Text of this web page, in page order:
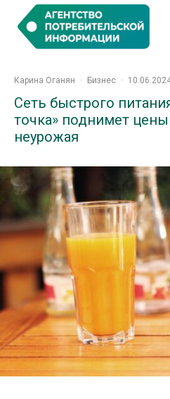
Карина Оганян · Бизнес ·
Сеть быстрого
точка» поднимет
неурожая